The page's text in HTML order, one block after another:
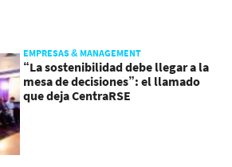
EMPRESAS & MANAGEMENT
“La sostenibilidad debe llegar a la
mesa de decisiones”: el llamado
que deja CentraRSE